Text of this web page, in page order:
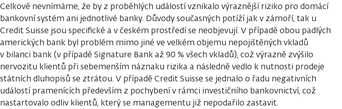
Celkově nevnímáme, že by z proběhlých událostí vznikalo výraznější riziko pro domácí
bankovní systém ani jednotlivé banky. Důvody současných potíží jak v zámoří, tak u
Credit Suisse jsou specifické a v českém prostředí se neobjevují. V případě obou padlých
amerických bank byl problém mimo jiné ve velkém objemu nepojištěných vkladů
v bilanci bank (v případě Signature Bank až 90 % všech vkladů), což výrazně zvýšilo
nervozitu klientů při sebemenším náznaku rizika a následně vedlo k nutnosti prodeje
státních dluhopisů se ztrátou. V případě Credit Suisse se jednalo o řadu negativních
událostí pramenících především z pochybení v rámci investičního bankovnictví, což
nastartovalo odliv klientů, který se managementu již nepodařilo zastavit.